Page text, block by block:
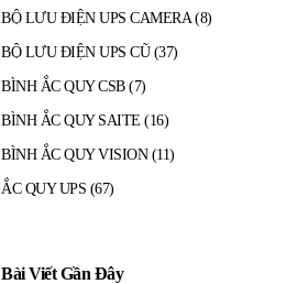
BỘ LƯU ĐIỆN UPS CAMERA (8)
BỘ LƯU ĐIỆN UPS CŨ (37)
BÌNH ẮC QUY CSB (7)
BÌNH ẮC QUY SAITE (16)
BÌNH ẮC QUY VISION (11)
ẮC QUY UPS (67)
Bài Viết Gần Đây